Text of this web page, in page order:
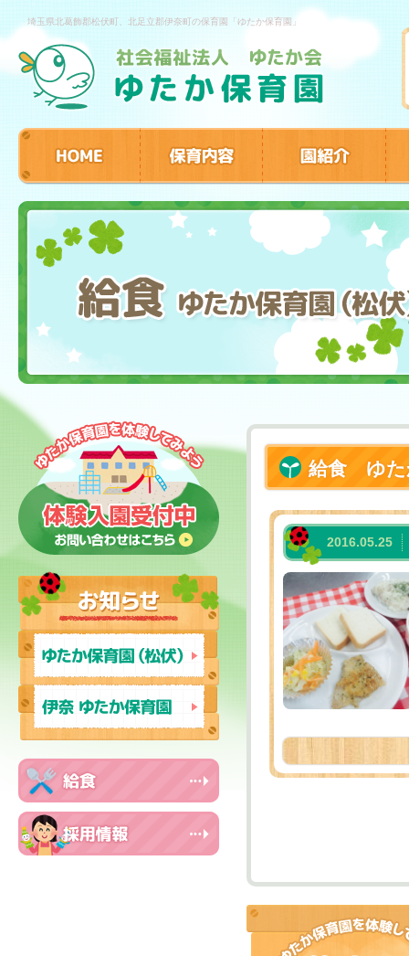
埼玉県北葛飾郡松伏町、北足立郡伊奈町の保育園「ゆたか保育園」
給食 ゆた
2016.05.25